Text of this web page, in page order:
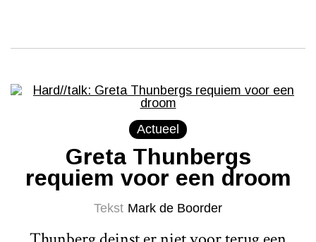
Actueel
Greta Thunbergs
requiem voor een droom
Tekst Mark de Boorder